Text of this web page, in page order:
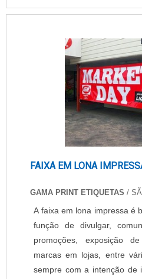
sobre as impressoras: - Corte automático do
-
FAIXA EM LONA
GAMA PRINT ETIQUETAS /
A faixa em lona impressa é
função de divulgar,
promoções, exposição
marcas em lojas, entre
sempre com a intenção de